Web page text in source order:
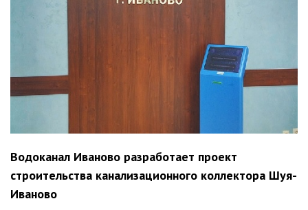
Водоканал Иваново разработает проект
строительства канализационного коллектора Шуя-
Иваново